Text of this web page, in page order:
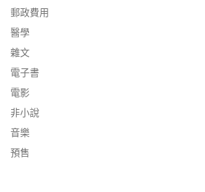
郵政費用
醫學
雜文
電子書
電影
非小說
音樂
預售